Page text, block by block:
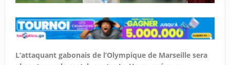
L’attaquant gabonais de l’Olympique de Marseille sera